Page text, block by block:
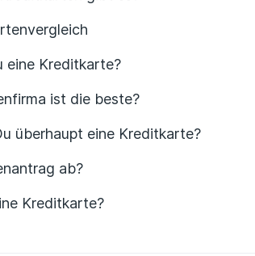
eine Kreditkarte?
ist die beste?
überhaupt eine Kreditkarte?
ab?
Kreditkarte?